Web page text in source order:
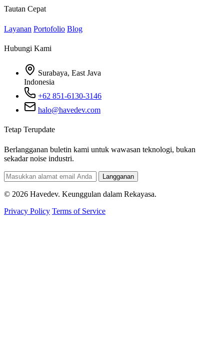
Tautan Cepat
Layanan Portofolio Blog
Hubungi Kami
Surabaya, East Java
Indonesia
+62 851-6130-3146
halo@havedev.com
Tetap Terupdate
Berlangganan buletin kami untuk wawasan teknologi, bukan
sekadar noise industri.
Langganan
© 2026 Havedev. Keunggulan dalam Rekayasa.
Privacy Policy Terms of Service